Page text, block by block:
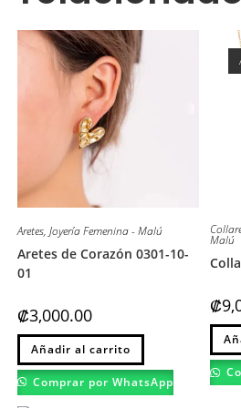
Aretes, Joyería Femenina - Malú
Aretes de Corazón 0301-10-
01
₡3,000.00
Añadir al carrito
Este
tiene
múltiples
variantes.
Comprar por WhatsApp
Malú
₡